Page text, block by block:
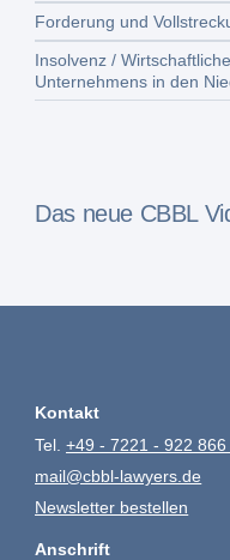
Forderung und
Insolvenz /
Unternehmens in den
Das neue CBBL
Kontakt
Tel.+49 - 7221 - 922 866
mail@cbbl-lawyers.de
Newsletter bestellen
Anschrift